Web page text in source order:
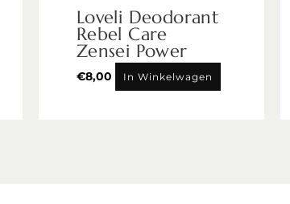
Loveli Deodorant
Rebel Care
Zensei Power
€8,00 In Winkelwagen